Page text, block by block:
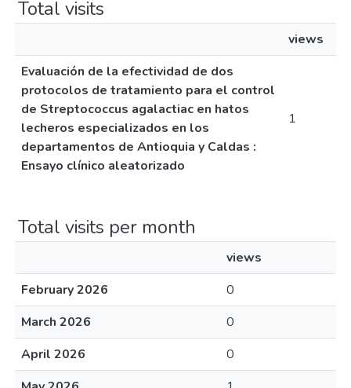
Total visits
views
Evaluación de la efectividad de dos
protocolos de tratamiento para el control
de Streptococcus agalactiac en hatos
lecheros especializados en los
departamentos de Antioquia y Caldas :
Ensayo clínico aleatorizado
1
Total visits per month
views
February 2026
0
March 2026
0
April 2026
0